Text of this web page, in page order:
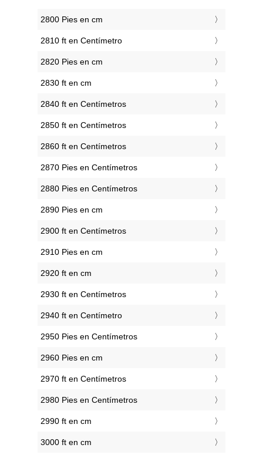
2800 Pies en cm
2810 ft en Centímetro
2820 Pies en cm
2830 ft en cm
2840 ft en Centímetros
2850 ft en Centímetros
2860 ft en Centímetros
2870 Pies en Centímetros
2880 Pies en Centímetros
2890 Pies en cm
2900 ft en Centímetros
2910 Pies en cm
2920 ft en cm
2930 ft en Centímetros
2940 ft en Centímetro
2950 Pies en Centímetros
2960 Pies en cm
2970 ft en Centímetros
2980 Pies en Centímetros
2990 ft en cm
3000 ft en cm